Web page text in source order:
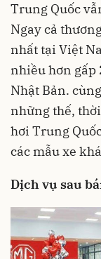
Trung Quốc
Ngay cả
nhất tại Việt
nhiều hơn gấp
Nhật Bản.
những thế,
hơi Trung
các mẫu xe
Dịch vụ sau